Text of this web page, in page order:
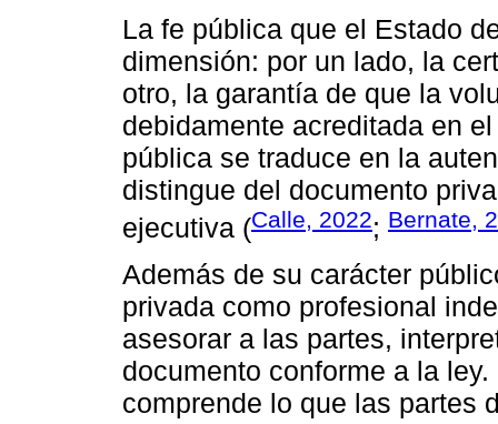
La fe pública que el Estado
dimensión: por un lado, la
otro, la garantía de que la
debidamente acreditada en
pública se traduce en la
distingue del documento
ejecutiva (Calle, 2022; Bernate,
Además de su carácter
privada como profesional
asesorar a las partes,
documento conforme a la
comprende lo que las partes